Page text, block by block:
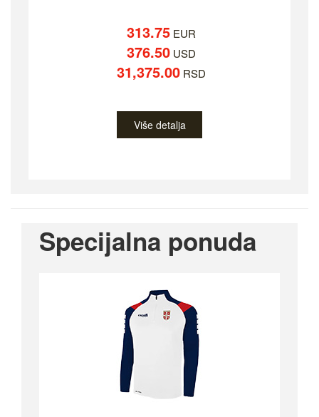
313.75 EUR
376.50 USD
31,375.00 RSD
Više detalja
Specijalna ponuda